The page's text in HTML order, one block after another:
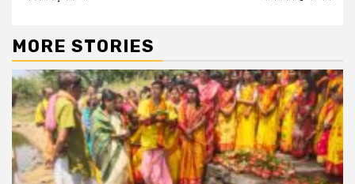
MORE STORIES